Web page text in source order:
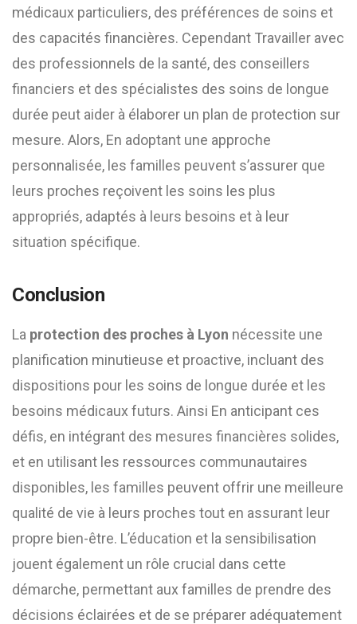
médicaux particuliers, des préférences de soins et
des capacités financières. Cependant Travailler avec
des professionnels de la santé, des conseillers
financiers et des spécialistes des soins de longue
durée peut aider à élaborer un plan de protection sur
mesure. Alors, En adoptant une approche
personnalisée, les familles peuvent s’assurer que
leurs proches reçoivent les soins les plus
appropriés, adaptés à leurs besoins et à leur
situation spécifique.
Conclusion
La protection des proches à Lyon nécessite une
planification minutieuse et proactive, incluant des
dispositions pour les soins de longue durée et les
besoins médicaux futurs. Ainsi En anticipant ces
défis, en intégrant des mesures financières solides,
et en utilisant les ressources communautaires
disponibles, les familles peuvent offrir une meilleure
qualité de vie à leurs proches tout en assurant leur
propre bien-être. L’éducation et la sensibilisation
jouent également un rôle crucial dans cette
démarche, permettant aux familles de prendre des
décisions éclairées et de se préparer adéquatement